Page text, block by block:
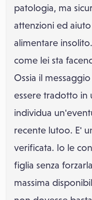
patologia, ma
attenzioni ed
alimentare
come lei sta
Ossia il
essere tradotto in
individua
recente lutoo. E'
verificata. Io le
figlia senza
massima